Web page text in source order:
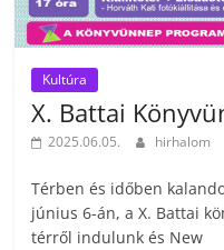
Kultúra
X. Battai
2025.06.05. hirhalom
Térben és időben
június 6-án, a X. Battai
térről indulunk és New